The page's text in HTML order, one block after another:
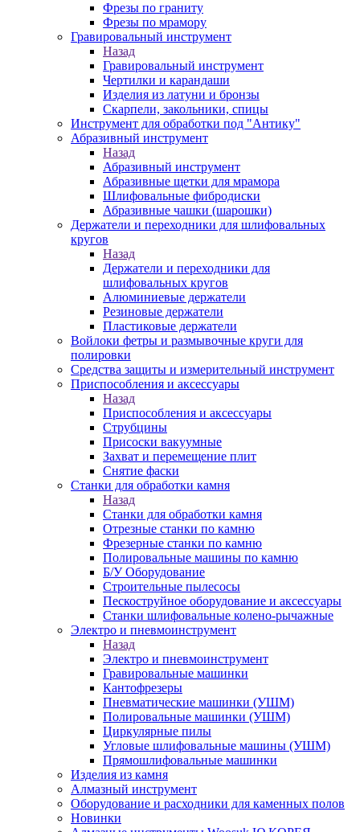
Фрезы по граниту
Фрезы по мрамору
Гравировальный инструмент
Назад
Гравировальный инструмент
Чертилки и карандаши
Изделия из латуни и бронзы
Скарпели, закольники, спицы
Инструмент для обработки под "Антику"
Абразивный инструмент
Назад
Абразивный инструмент
Абразивные щетки для мрамора
Шлифовальные фибродиски
Абразивные чашки (шарошки)
Держатели и переходники для шлифовальных
кругов
Назад
Держатели и переходники для
шлифовальных кругов
Алюминиевые держатели
Резиновые держатели
Пластиковые держатели
Войлоки фетры и размывочные круги для
полировки
Средства защиты и измерительный инструмент
Приспособления и аксессуары
Назад
Приспособления и аксессуары
Струбцины
Присоски вакуумные
Захват и перемещение плит
Снятие фаски
Станки для обработки камня
Назад
Станки для обработки камня
Отрезные станки по камню
Фрезерные станки по камню
Полировальные машины по камню
Б/У Оборудование
Строительные пылесосы
Пескоструйное оборудование и аксессуары
Станки шлифовальные колено-рычажные
Электро и пневмоинструмент
Назад
Электро и пневмоинструмент
Гравировальные машинки
Кантофрезеры
Пневматические машинки (УШМ)
Полировальные машинки (УШМ)
Циркулярные пилы
Угловые шлифовальные машины (УШМ)
Прямошлифовальные машинки
Изделия из камня
Алмазный инструмент
Оборудование и расходники для каменных полов
Новинки